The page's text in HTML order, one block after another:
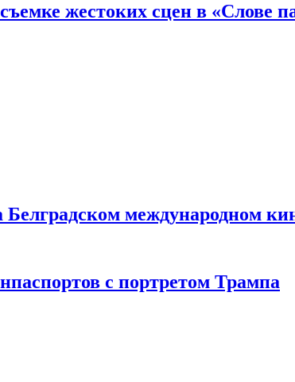
жестоких сцен в «Слове
международном
с портретом Трампа